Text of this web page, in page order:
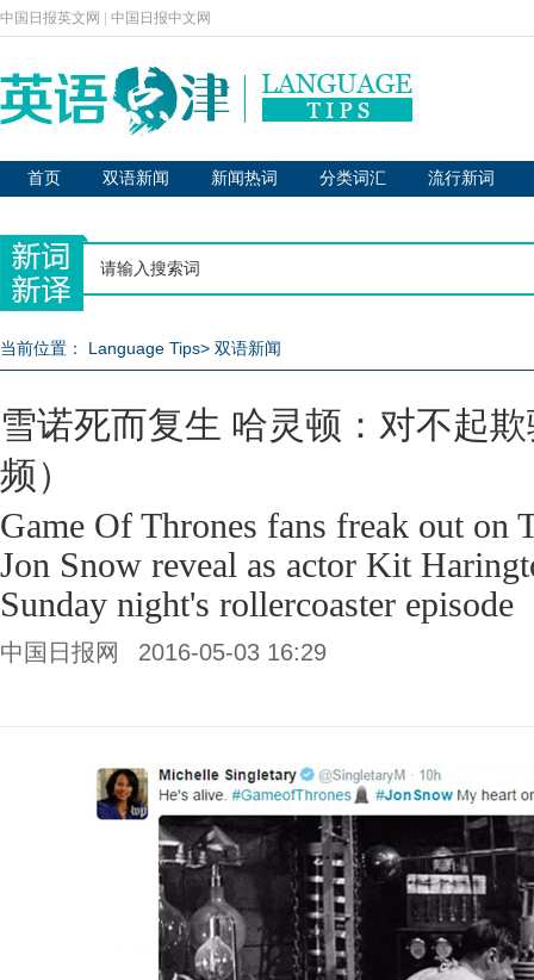
中国日报英文网 中国日报中文网
首页 双语新闻 新闻热词 分类词汇 流行新词
当前位置： Language Tips> 双语新闻
雪诺死而复生 哈灵顿：对不起
频）
Game Of Thrones fans freak out on
Jon Snow reveal as actor Kit
Sunday night's rollercoaster episode
中国日报网 2016-05-03 16:29